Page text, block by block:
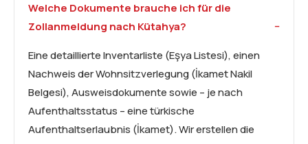
Welche Dokumente brauche ich für die
Zollanmeldung nach Kütahya?
Eine detaillierte Inventarliste (Eşya Listesi), einen
Nachweis der Wohnsitzverlegung (İkamet Nakil
Belgesi), Ausweisdokumente sowie – je nach
Aufenthaltsstatus – eine türkische
Aufenthaltserlaubnis (İkamet). Wir erstellen die